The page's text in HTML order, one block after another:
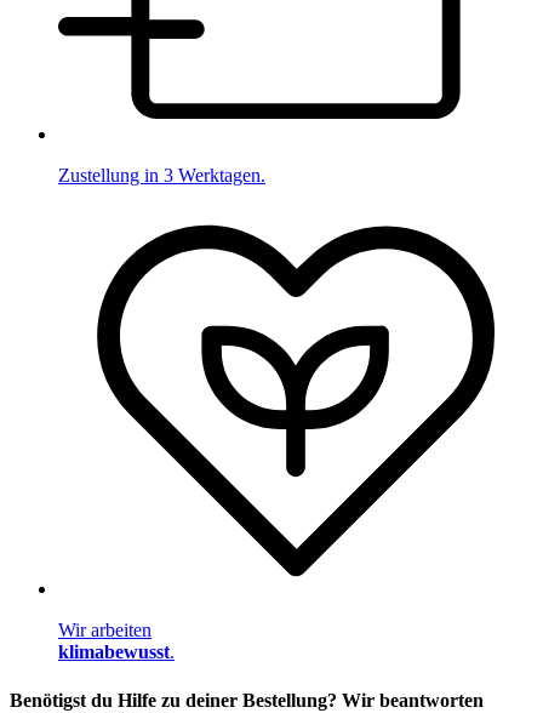
Zustellung in 3 Werktagen.
Wir arbeiten
klimabewusst.
Benötigst du Hilfe zu deiner Bestellung? Wir beantworten